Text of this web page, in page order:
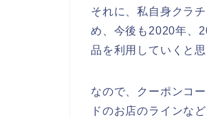
それに、私自身クラ
め、今後も2020年、
品を利用していくと思
なので、クーポンコ
ドのお店のラインな